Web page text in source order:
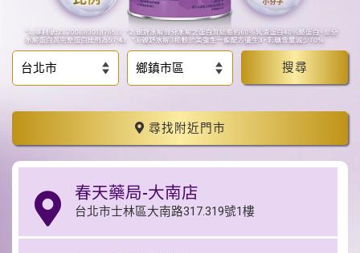
搜尋
尋找附近門市
春天藥局-大南店
台北市士林區大南路317.319號1樓